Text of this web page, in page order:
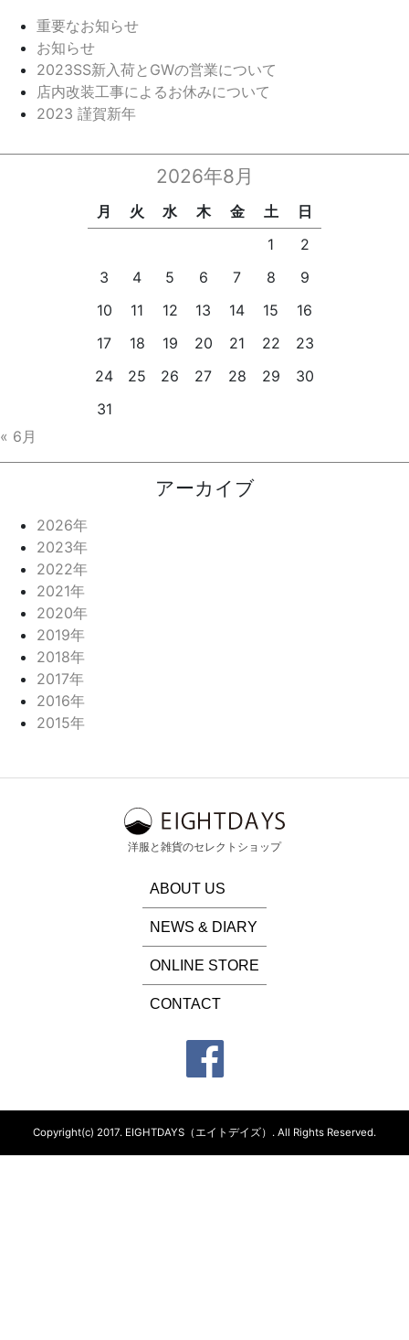
重要なお知らせ
お知らせ
2023SS新入荷とGWの営業について
店内改装工事によるお休みについて
2023 謹賀新年
2026年8月
月 火 水 木 金 土
日
1
2
3
4 5 6 7 8
9
10
11 12 13 14 15
16
17
18 19 20 21 22
23
24
25 26 27 28 29
30
31
« 6月
アーカイブ
2026年
2023年
2022年
2021年
2020年
2019年
2018年
2017年
2016年
2015年
洋服と雑貨のセレクトショップ
ABOUT US
NEWS & DIARY
ONLINE STORE
CONTACT
Copyright(c) 2017. EIGHTDAYS（エイトデイズ）. All Rights Reserved.